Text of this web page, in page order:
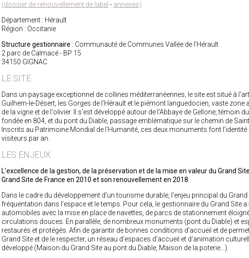
(dossier de renouvellement de label - annexes)
Département : Hérault
Région : Occitanie
Structure gestionnaire : Communauté de Communes Vallée de l’Hérault
2 parc de Calmacé - BP 15
34150 GIGNAC
LE SITE
Dans un paysage exceptionnel de collines méditerranéennes, le site est situé à
Guilhem-le-Désert, les Gorges de l'Hérault et le piémont languedocien, vaste
de la vigne et de l'olivier. Il s’est développé autour de l’Abbaye de Gellone, témoin
fondée en 804, et du pont du Diable, passage emblématique sur le chemin de
Inscrits au Patrimoine Mondial de l’Humanité, ces deux monuments font
visiteurs par an.
LES ENJEUX
L'excellence de la gestion, de la préservation et de la mise en valeur du Grand
Grand Site de France en 2010 et son renouvellement en 2018.
Dans le cadre du développement d'un tourisme durable, l'enjeu principal du
fréquentation dans l'espace et le temps. Pour cela, le gestionnaire du Grand Site
automobiles avec la mise en place de navettes, de parcs de stationnement
circulations douces. En parallèle, de nombreux monuments (pont du Diable) et
restaurés et protégés. Afin de garantir de bonnes conditions d'accueil et de
Grand Site et de le respecter, un réseau d'espaces d'accueil et d'animation
développé (Maison du Grand Site au pont du Diable, Maison de la poterie...).